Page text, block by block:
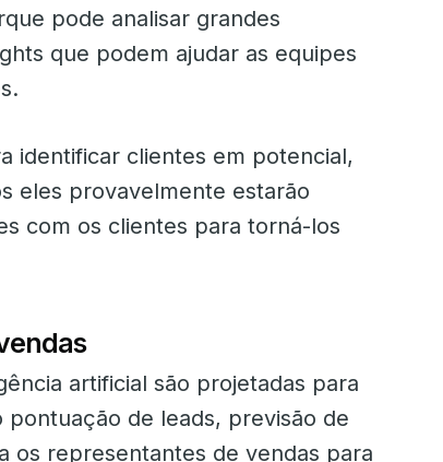
pode analisar grandes
que podem ajudar as equipes
identificar clientes em potencial,
eles provavelmente estarão
com os clientes para torná-los
artificial são projetadas para
de leads, previsão de
os representantes de vendas para